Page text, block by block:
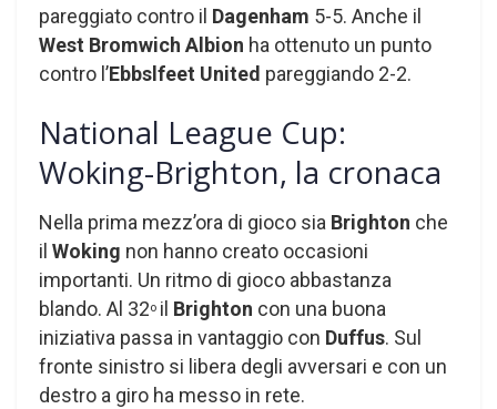
pareggiato contro il Dagenham 5-5. Anche il
West Bromwich Albion ha ottenuto un punto
contro l’Ebbslfeet United pareggiando 2-2.
National League Cup:
Woking-Brighton, la cronaca
Nella prima mezz’ora di gioco sia Brighton che
il Woking non hanno creato occasioni
importanti. Un ritmo di gioco abbastanza
blando. Al 32o il Brighton con una buona
iniziativa passa in vantaggio con Duffus. Sul
fronte sinistro si libera degli avversari e con un
destro a giro ha messo in rete.